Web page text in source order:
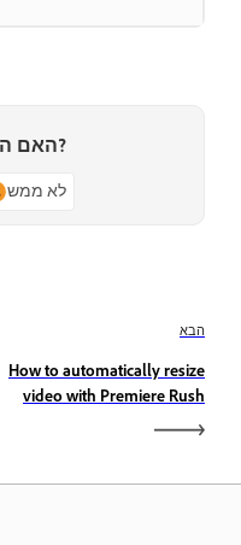
האם הדף הזה הועיל לך?
לא ממש
הבא
How to automatically resize
video with Premiere Rush